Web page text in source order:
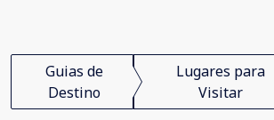
Guias de
Destino
Lugares para
Visitar